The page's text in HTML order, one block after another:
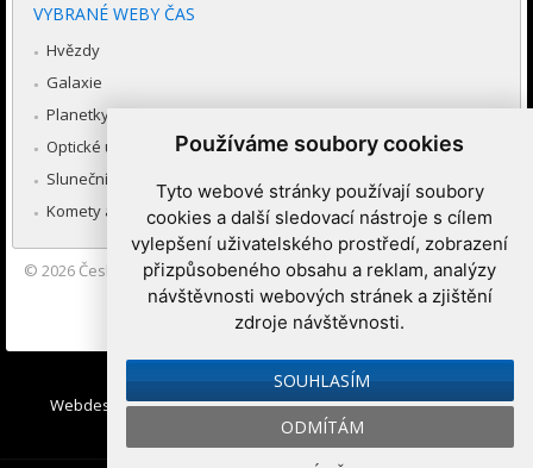
Používáme soubory cookies
Tyto webové stránky používají soubory
cookies a další sledovací nástroje s cílem
vylepšení uživatelského prostředí, zobrazení
přizpůsobeného obsahu a reklam, analýzy
návštěvnosti webových stránek a zjištění
zdroje návštěvnosti.
SOUHLASÍM
ODMÍTÁM
VYBRANÉ WEBY ČAS
Hvězdy
Galaxie
Planetky
Optické úkazy v atmosféře
Sluneční soustava
Komety a meteory
© 2026 Česká astronomická společnost|Hvězdárna a planetárium
Brno spolupracuje se serverem Astro.cz
Webdesign:Medio interactive, Redakční systémIbis CMS:
WebConsult.cz